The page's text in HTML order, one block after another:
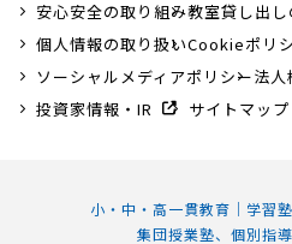
小・中・高一貫教育｜学習
集団授業塾、個別指
安心安全の取り組み教室貸し出し
個人情報の取り扱いCookieポリ
ソーシャルメディアポリシー法人
投資家情報・IR
サイトマップ